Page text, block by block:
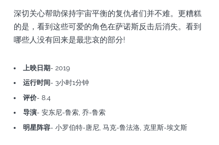
深切关心帮助保持宇宙平衡的复仇者们并不难。更糟糕
的是，看到这些可爱的角色在萨诺斯反击后消失。看到
哪些人没有回来是最悲哀的部分!
上映日期- 2019
运行时间- 3小时1分钟
评价- 8.4
导演- 安东尼-鲁索, 乔-鲁索
明星阵容- 小罗伯特-唐尼, 马克-鲁法洛, 克里斯-埃文斯